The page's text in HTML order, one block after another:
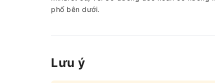
phố bên dưới.
Lưu ý